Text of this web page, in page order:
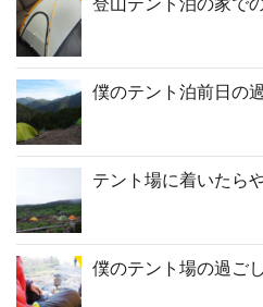
僕のテント泊前日の
テント場に着いたら
僕のテント場の過ご